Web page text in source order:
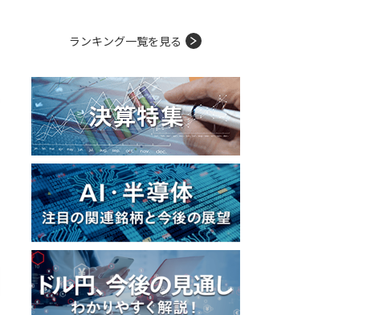
ランキング一覧を見る